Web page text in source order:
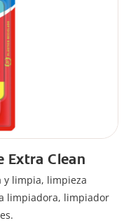
Extra Clean
y limpia, limpieza
limpiadora, limpiador